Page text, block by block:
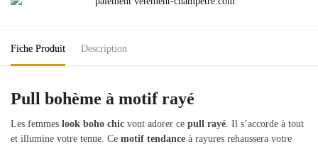
Fiche Produit Description
Pull bohème à motif rayé
Les femmes look boho chic vont adorer ce pull rayé . Il s’accorde à tout
et illumine votre tenue. Ce motif tendance à rayures rehaussera votre